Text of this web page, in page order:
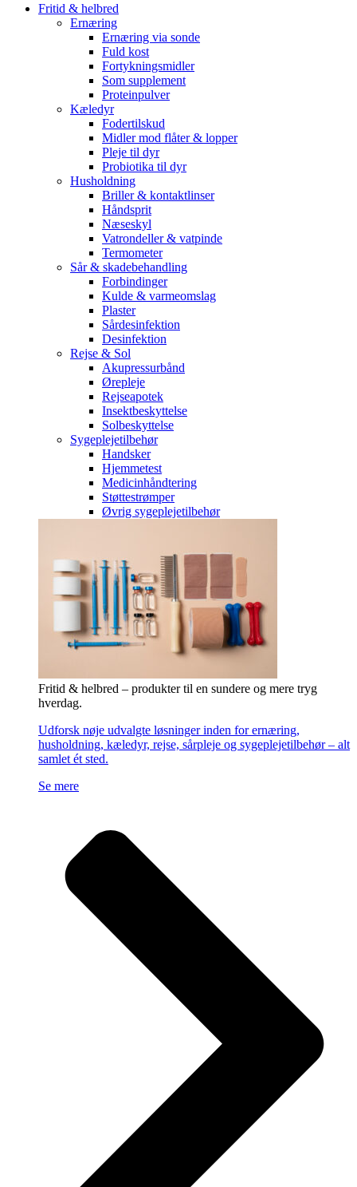
Fritid & helbred
Ernæring
Ernæring via sonde
Fuld kost
Fortykningsmidler
Som supplement
Proteinpulver
Kæledyr
Fodertilskud
Midler mod flåter & lopper
Pleje til dyr
Probiotika til dyr
Husholdning
Briller & kontaktlinser
Håndsprit
Næseskyl
Vatrondeller & vatpinde
Termometer
Sår & skadebehandling
Forbindinger
Kulde & varmeomslag
Plaster
Sårdesinfektion
Desinfektion
Rejse & Sol
Akupressurbånd
Ørepleje
Rejseapotek
Insektbeskyttelse
Solbeskyttelse
Sygeplejetilbehør
Handsker
Hjemmetest
Medicinhåndtering
Støttestrømper
Øvrig sygeplejetilbehør
Fritid & helbred – produkter til en sundere og mere tryg
hverdag.
Udforsk nøje udvalgte løsninger inden for ernæring,
husholdning, kæledyr, rejse, sårpleje og sygeplejetilbehør – alt
samlet ét sted.
Se mere